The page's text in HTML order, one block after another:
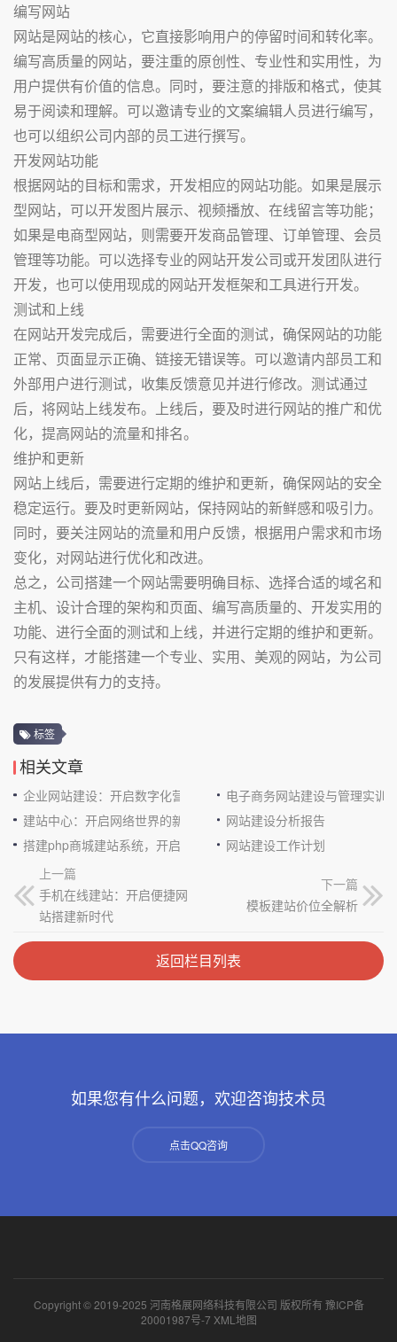
编写网站
网站是网站的核心，它直接影响用户的停留时间和转化率。
编写高质量的网站，要注重的原创性、专业性和实用性，为
用户提供有价值的信息。同时，要注意的排版和格式，使其
易于阅读和理解。可以邀请专业的文案编辑人员进行编写，
也可以组织公司内部的员工进行撰写。
开发网站功能
根据网站的目标和需求，开发相应的网站功能。如果是展示
型网站，可以开发图片展示、视频播放、在线留言等功能；
如果是电商型网站，则需要开发商品管理、订单管理、会员
管理等功能。可以选择专业的网站开发公司或开发团队进行
开发，也可以使用现成的网站开发框架和工具进行开发。
测试和上线
在网站开发完成后，需要进行全面的测试，确保网站的功能
正常、页面显示正确、链接无错误等。可以邀请内部员工和
外部用户进行测试，收集反馈意见并进行修改。测试通过
后，将网站上线发布。上线后，要及时进行网站的推广和优
化，提高网站的流量和排名。
维护和更新
网站上线后，需要进行定期的维护和更新，确保网站的安全
稳定运行。要及时更新网站，保持网站的新鲜感和吸引力。
同时，要关注网站的流量和用户反馈，根据用户需求和市场
变化，对网站进行优化和改进。
总之，公司搭建一个网站需要明确目标、选择合适的域名和
主机、设计合理的架构和页面、编写高质量的、开发实用的
功能、进行全面的测试和上线，并进行定期的维护和更新。
只有这样，才能搭建一个专业、实用、美观的网站，为公司
的发展提供有力的支持。
标签
相关文章
企业网站建设：开启数字化营销新征程电子商务网站建设与管理实训
建站中心：开启网络世界的新大门
网站建设分析报告
搭建php商城建站系统，开启电商新征程网站建设工作计划
上一篇
手机在线建站：开启便捷网
站搭建新时代
下一篇
模板建站价位全解析
返回栏目列表
如果您有什么问题，欢迎咨询技术员
点击QQ咨询
Copyright © 2019-2025 河南格展网络科技有限公司 版权所有 豫ICP备
20001987号-7 XML地图